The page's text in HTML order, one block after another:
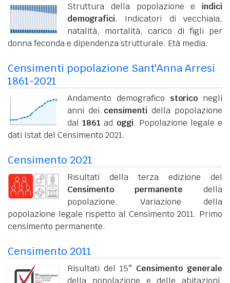
Struttura della popolazione e indici
demografici. Indicatori di vecchiaia,
natalità, mortalità, carico di figli per
donna feconda e dipendenza strutturale. Età media.
Censimenti popolazione Sant'Anna Arresi
1861-2021
Andamento demografico storico negli
anni dei censimenti della popolazione
dal1861 ad oggi. Popolazione legale e
dati Istat del Censimento 2021.
Censimento 2021
Risultati della terza edizione del
Censimento permanente della
popolazione. Variazione della
popolazione legale rispetto al Censimento 2011. Primo
censimento permanente.
Censimento 2011
Risultati del 15° Censimento generale
della popolazione e delle abitazioni.